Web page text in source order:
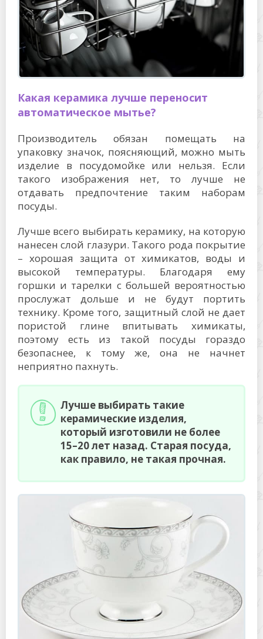
Какая керамика лучше переносит
автоматическое мытье?
Производитель обязан помещать на
упаковку значок, поясняющий, можно мыть
изделие в посудомойке или нельзя. Если
такого изображения нет, то лучше не
отдавать предпочтение таким наборам
посуды.
Лучше всего выбирать керамику, на которую
нанесен слой глазури. Такого рода покрытие
– хорошая защита от химикатов, воды и
высокой температуры. Благодаря ему
горшки и тарелки с большей вероятностью
прослужат дольше и не будут портить
технику. Кроме того, защитный слой не дает
пористой глине впитывать химикаты,
поэтому есть из такой посуды гораздо
безопаснее, к тому же, она не начнет
неприятно пахнуть.
Лучше выбирать такие
керамические изделия,
который изготовили не более
15–20 лет назад. Старая посуда,
как правило, не такая прочная.